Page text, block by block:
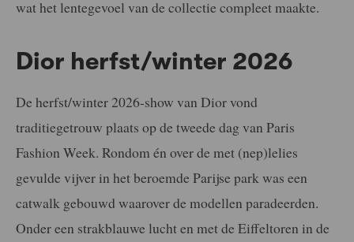
wat het lentegevoel van de collectie compleet maakte.
Dior herfst/winter 2026
De herfst/winter 2026-show van Dior vond
traditiegetrouw plaats op de tweede dag van Paris
Fashion Week. Rondom én over de met (nep)lelies
gevulde vijver in het beroemde Parijse park was een
catwalk gebouwd waarover de modellen paradeerden.
Onder een strakblauwe lucht en met de Eiffeltoren in de